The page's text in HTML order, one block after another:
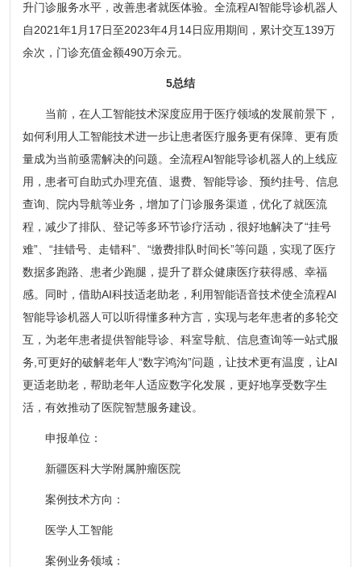
升门诊服务水平，改善患者就医体验。全流程AI智能导诊机器人
自2021年1月17日至2023年4月14日应用期间，累计交互139万
余次，门诊充值金额490万余元。
5总结
当前，在人工智能技术深度应用于医疗领域的发展前景下，
如何利用人工智能技术进一步让患者医疗服务更有保障、更有质
量成为当前亟需解决的问题。全流程AI智能导诊机器人的上线应
用，患者可自助式办理充值、退费、智能导诊、预约挂号、信息
查询、院内导航等业务，增加了门诊服务渠道，优化了就医流
程，减少了排队、登记等多环节诊疗活动，很好地解决了“挂号
难”、“挂错号、走错科”、“缴费排队时间长”等问题，实现了医疗
数据多跑路、患者少跑腿，提升了群众健康医疗获得感、幸福
感。同时，借助AI科技适老助老，利用智能语音技术使全流程AI
智能导诊机器人可以听得懂多种方言，实现与老年患者的多轮交
互，为老年患者提供智能导诊、科室导航、信息查询等一站式服
务,可更好的破解老年人“数字鸿沟”问题，让技术更有温度，让AI
更适老助老，帮助老年人适应数字化发展，更好地享受数字生
活，有效推动了医院智慧服务建设。
申报单位：
新疆医科大学附属肿瘤医院
案例技术方向：
医学人工智能
案例业务领域：